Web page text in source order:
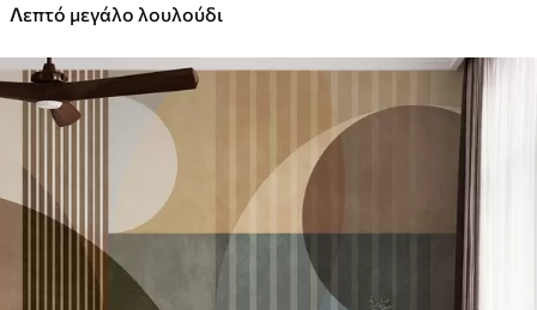
Λεπτό μεγάλο λουλούδι